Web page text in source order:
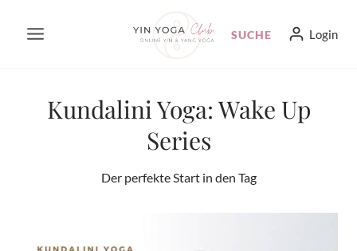
Inhalt
SUCHE Login
Kundalini Yoga: Wake Up
Series
Der perfekte Start in den Tag